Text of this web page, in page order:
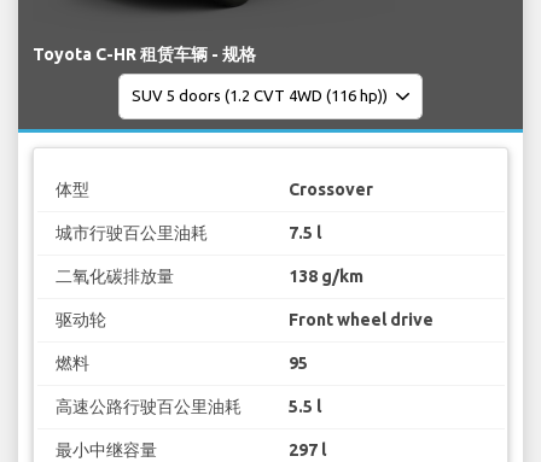
Toyota C-HR 租赁车辆 - 规格
体型 Crossover
城市行驶百公里油耗 7.5 l
二氧化碳排放量 138 g/km
驱动轮 Front wheel drive
燃料 95
高速公路行驶百公里油耗 5.5 l
最小中继容量 297 l